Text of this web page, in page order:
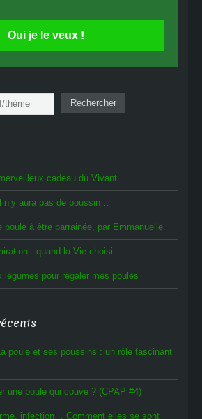
Oui je le veux !
Rechercher
cadeau du Vivant
aura pas de poussin…
poule à être parrainée, par Emmanuelle.
: quand la Vie choisi.
légumes pour régaler mes poules
La poule et ses poussins : un rôle fascinant
une poule qui couve ? (CPAP #4)
infection… Comment elles se sont